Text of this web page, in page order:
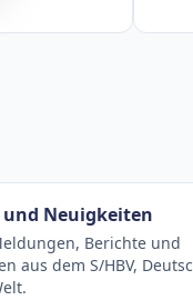
Neuigkeiten
Berichte und
aus dem S/HBV,